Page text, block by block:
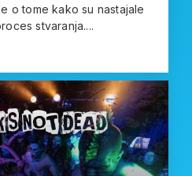
o tome kako su nastajale
stvaranja....